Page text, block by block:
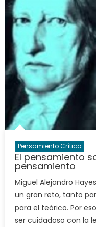
Pensamiento Crítico
El pensamiento
pensamiento
Miguel Alejandro
un gran reto, tanto
para el teórico. Por
ser cuidadoso con la